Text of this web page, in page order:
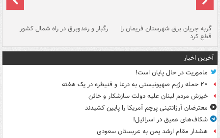
گربه جریان برق شهرستان فریمان را
قطع کرد
رگبار و رعدوبرق در راه شمال کشور
آخرین اخبار
ماموریت در حال پایان است!
۲۰ حمله رژیم صهیونیستی به درعا و قنیطره در یک هفته
خیزش مردم لبنان علیه دولت سازشکار و خائن
معترضان آرژانتینی پرچم آمریکا را پایین کشیدند
شکاف‌های عمیق در اسرائیل!
هشدار مقام ارشد یمن به عربستان سعودی